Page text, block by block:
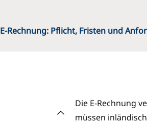
E-Rechnung: Pflicht, Fristen und
Die E-Rechnung
müssen